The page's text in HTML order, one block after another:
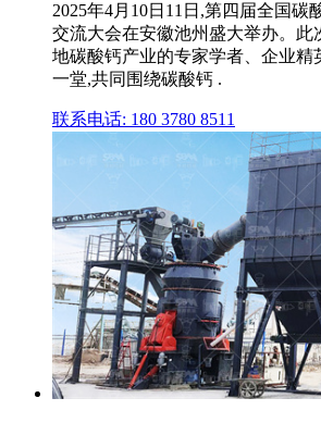
2025年4月10日11日,第四届全国碳
交流大会在安徽池州盛大举办。此
地碳酸钙产业的专家学者、企业精
一堂,共同围绕碳酸钙 .
联系电话: 180 3780 8511